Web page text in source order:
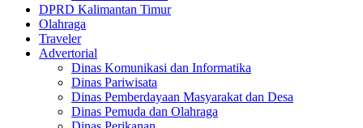
DPRD Kalimantan Timur
Olahraga
Traveler
Advertorial
Dinas Komunikasi dan Informatika
Dinas Pariwisata
Dinas Pemberdayaan Masyarakat dan Desa
Dinas Pemuda dan Olahraga